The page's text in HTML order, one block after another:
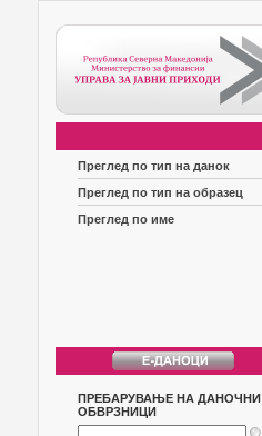
Преглед по тип на данок
Преглед по тип на образец
Преглед по име
ПРЕБАРУВАЊЕ НА ДАНОЧНИ
ОБВРЗНИЦИ